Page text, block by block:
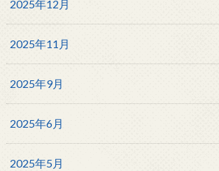
2025年12月
2025年11月
2025年9月
2025年6月
2025年5月